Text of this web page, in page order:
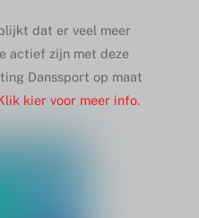
dat er veel meer
actief zijn met deze
Danssport op maat
kier voor meer info.